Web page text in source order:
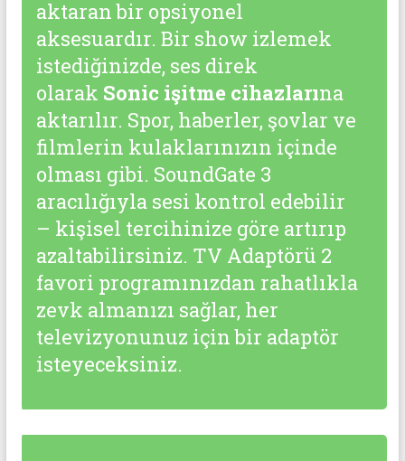
aktaran bir opsiyonel
aksesuardır. Bir show izlemek
istediğinizde, ses direk
olarak Sonic işitme cihazlarına
aktarılır. Spor, haberler, şovlar ve
filmlerin kulaklarınızın içinde
olması gibi. SoundGate 3
aracılığıyla sesi kontrol edebilir
– kişisel tercihinize göre artırıp
azaltabilirsiniz. TV Adaptörü 2
favori programınızdan rahatlıkla
zevk almanızı sağlar, her
televizyonunuz için bir adaptör
isteyeceksiniz.